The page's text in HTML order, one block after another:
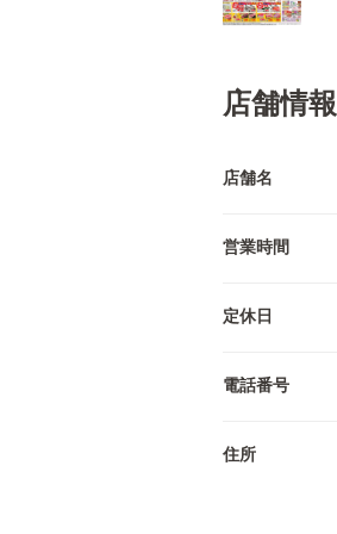
店舗情報
店舗名
営業時間
定休日
電話番号
住所